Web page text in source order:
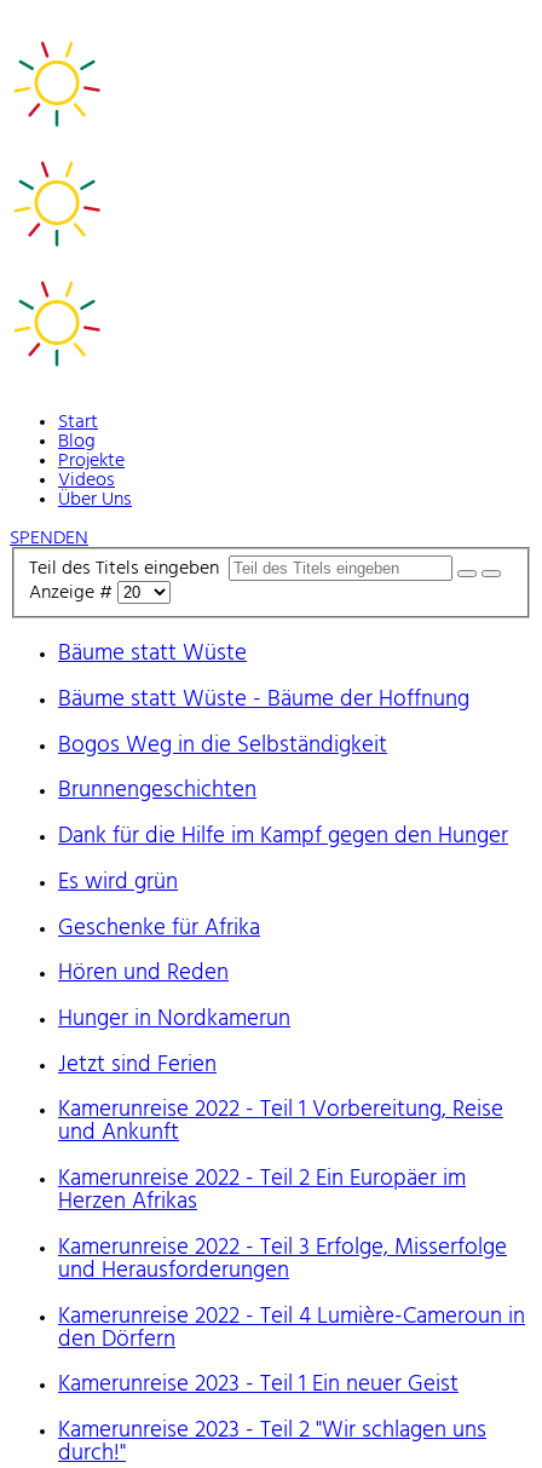
Start
Blog
Projekte
Videos
Über Uns
SPENDEN
Teil des Titels eingeben
Anzeige #
Bäume statt Wüste
Bäume statt Wüste - Bäume der Hoffnung
Bogos Weg in die Selbständigkeit
Brunnengeschichten
Dank für die Hilfe im Kampf gegen den Hunger
Es wird grün
Geschenke für Afrika
Hören und Reden
Hunger in Nordkamerun
Jetzt sind Ferien
Kamerunreise 2022 - Teil 1 Vorbereitung, Reise
und Ankunft
Kamerunreise 2022 - Teil 2 Ein Europäer im
Herzen Afrikas
Kamerunreise 2022 - Teil 3 Erfolge, Misserfolge
und Herausforderungen
Kamerunreise 2022 - Teil 4 Lumière-Cameroun in
den Dörfern
Kamerunreise 2023 - Teil 1 Ein neuer Geist
Kamerunreise 2023 - Teil 2 "Wir schlagen uns
durch!"